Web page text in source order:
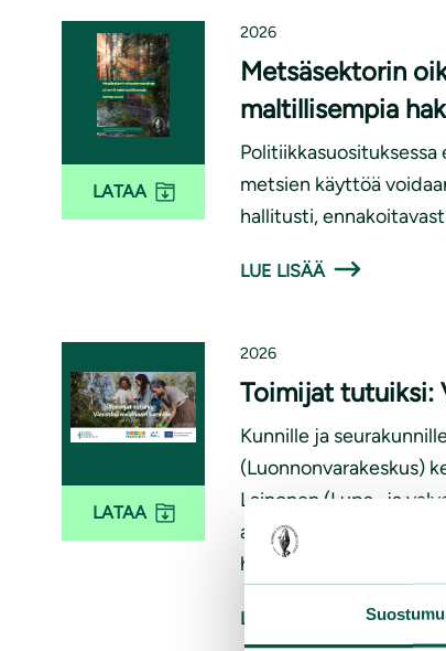
LATAA
2026
Metsäsektorin
maltillisempia
metsien käyttöä
hallitusti,
LUE LISÄÄ
LATAA
2026
Toimijat tutuiksi:
Kunnille ja
(Luonnonvarakeskus)
Lainonen (Lupa- ja
aluehallintouudistuksen
hallintapalveluita
LUE LISÄÄ